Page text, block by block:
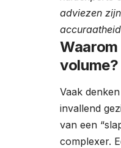
adviezen
volume?
Vaak
invallend
van een
complexer.